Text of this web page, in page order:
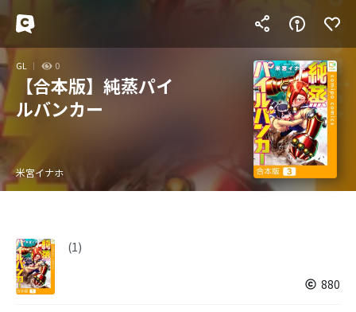
GL 0
【合本版】純蒸パイ
ルバンカー
米宮イナホ
(1)
880